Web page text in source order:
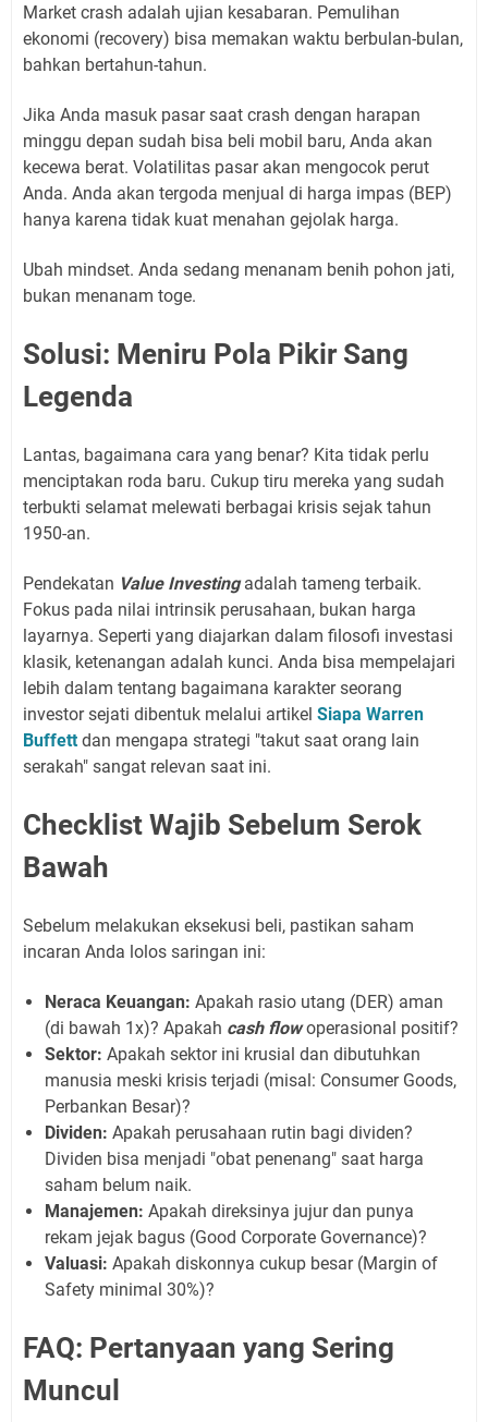
Market crash adalah ujian kesabaran. Pemulihan
ekonomi (recovery) bisa memakan waktu berbulan-bulan,
bahkan bertahun-tahun.
Jika Anda masuk pasar saat crash dengan harapan
minggu depan sudah bisa beli mobil baru, Anda akan
kecewa berat. Volatilitas pasar akan mengocok perut
Anda. Anda akan tergoda menjual di harga impas (BEP)
hanya karena tidak kuat menahan gejolak harga.
Ubah mindset. Anda sedang menanam benih pohon jati,
bukan menanam toge.
Solusi: Meniru Pola Pikir Sang
Legenda
Lantas, bagaimana cara yang benar? Kita tidak perlu
menciptakan roda baru. Cukup tiru mereka yang sudah
terbukti selamat melewati berbagai krisis sejak tahun
1950-an.
Pendekatan Value Investingadalah tameng terbaik.
Fokus pada nilai intrinsik perusahaan, bukan harga
layarnya. Seperti yang diajarkan dalam filosofi investasi
klasik, ketenangan adalah kunci. Anda bisa mempelajari
lebih dalam tentang bagaimana karakter seorang
investor sejati dibentuk melalui artikel Siapa Warren
Buffett dan mengapa strategi "takut saat orang lain
serakah" sangat relevan saat ini.
Checklist Wajib Sebelum Serok
Bawah
Sebelum melakukan eksekusi beli, pastikan saham
incaran Anda lolos saringan ini:
Neraca Keuangan: Apakah rasio utang (DER) aman
(di bawah 1x)? Apakah cash flowoperasional positif?
Sektor: Apakah sektor ini krusial dan dibutuhkan
manusia meski krisis terjadi (misal: Consumer Goods,
Perbankan Besar)?
Dividen: Apakah perusahaan rutin bagi dividen?
Dividen bisa menjadi "obat penenang" saat harga
saham belum naik.
Manajemen: Apakah direksinya jujur dan punya
rekam jejak bagus (Good Corporate Governance)?
Valuasi: Apakah diskonnya cukup besar (Margin of
Safety minimal 30%)?
FAQ: Pertanyaan yang Sering
Muncul